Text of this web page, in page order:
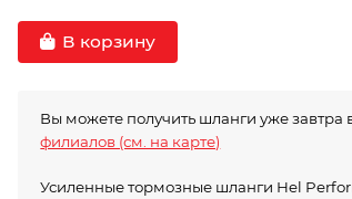
В корзину
Вы можете получить шланги уже
филиалов (см. на карте)
Усиленные тормозные шланги Hel